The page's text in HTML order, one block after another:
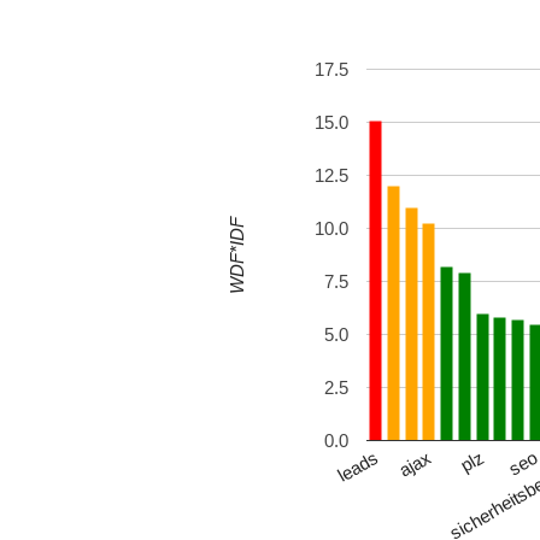
leads ajax plz seo
0.0
2.5
5.0
7.5
10.0
12.5
15.0
17.5
WDF*IDF